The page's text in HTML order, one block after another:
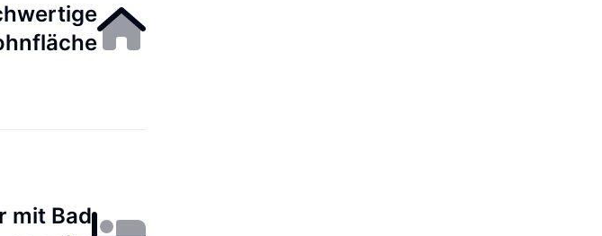
mit Bad